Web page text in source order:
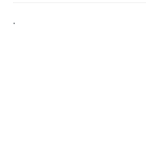
.